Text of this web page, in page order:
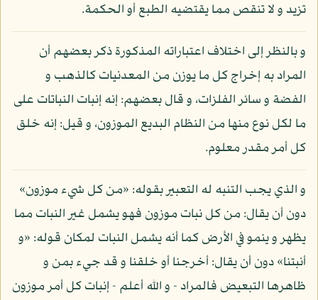
تزيد و لا تنقص مما يقتضيه الطبع أو الحكمة.
و بالنظر إلى اختلاف اعتباراته المذكورة ذكر بعضهم أن
المراد به إخراج كل ما يوزن من المعدنيات كالذهب و
الفضة و سائر الفلزات، و قال بعضهم: إنه إنبات النباتات على
ما لكل نوع منها من النظام البديع الموزون، و قيل: إنه خلق
كل أمر مقدر معلوم.
و الذي يجب التنبه له التعبير بقوله: «من كل شيء موزون»
دون أن يقال: من كل نبات موزون فهو يشمل غير النبات مما
يظهر و ينمو في الأرض كما أنه يشمل النبات لمكان قوله: «و
أنبتنا» دون أن يقال: أخرجنا أو خلقنا و قد جيء بمن و
ظاهرها التبعيض فالمراد - و الله أعلم - إنبات كل أمر موزون